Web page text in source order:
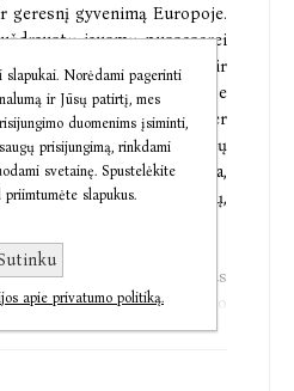
geresnį gyvenimą Europoje.
jausmų pusseserei
savo vietos pasaulyje ir
prasčiausių, bet ir vienoje
gatvių – „carrer
Prancūziškų knygų
jūron kojos nekėlęs junga,
– kelios iš stotelių,
aplankyti.
apie dideles žmogaus
viltis, vaiko virsmo
tikinčiojo virsmo
revoliucijos banga, stiprėja
slapukai. Norėdami pagerinti
ir Jūsų patirtį, mes
duomenims įsiminti,
prisijungimą, rinkdami
svetainę. Spustelėkite
priimtumėte slapukus.
apie privatumo politiką.